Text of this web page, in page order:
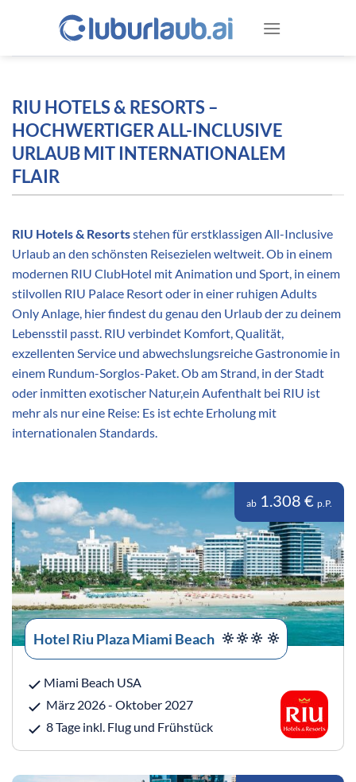
RIU HOTELS & RESORTS –
HOCHWERTIGER ALL-INCLUSIVE
URLAUB MIT INTERNATIONALEM
FLAIR
RIU Hotels & Resortsstehen für erstklassigen All-Inclusive
Urlaub an den schönsten Reisezielen weltweit. Ob in einem
modernen RIU ClubHotel mit Animation und Sport, in einem
stilvollen RIU Palace Resort oder in einer ruhigen Adults
Only Anlage, hier findest du genau den Urlaub der zu deinem
Lebensstil passt. RIU verbindet Komfort, Qualität,
exzellenten Service und abwechslungsreiche Gastronomie in
einem Rundum-Sorglos-Paket. Ob am Strand, in der Stadt
oder inmitten exotischer Natur,ein Aufenthalt bei RIU ist
mehr als nur eine Reise: Es ist echte Erholung mit
internationalen Standards.
ab 1.308 € p.P.
Hotel Riu Plaza Miami Beach
Miami Beach USA
März 2026 - Oktober 2027
8 Tage inkl. Flug und Frühstück